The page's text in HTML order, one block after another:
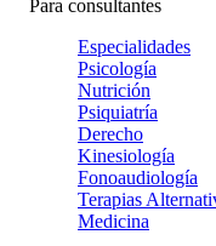
Para consultantes
Especialidades
Psicología
Nutrición
Psiquiatría
Derecho
Kinesiología
Fonoaudiología
Terapias
Medicina